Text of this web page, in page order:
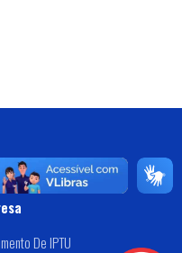
De IPTU